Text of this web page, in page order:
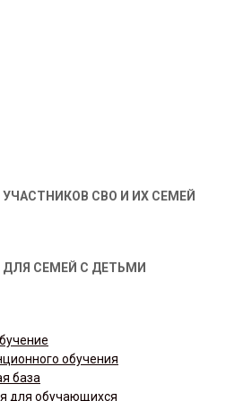
СВО И ИХ СЕМЕЙ
СЕМЕЙ С ДЕТЬМИ
обучения
база
для обучающихся